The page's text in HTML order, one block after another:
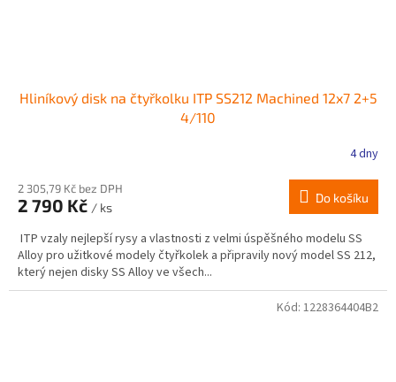
Hliníkový disk na čtyřkolku ITP SS212 Machined 12x7 2+5
4/110
4 dny
2 305,79 Kč bez DPH
2 790 Kč / ks
Do košíku
ITP vzaly nejlepší rysy a vlastnosti z velmi úspěšného modelu SS
Alloy pro užitkové modely čtyřkolek a připravily nový model SS 212,
který nejen disky SS Alloy ve všech...
Kód: 1228364404B2